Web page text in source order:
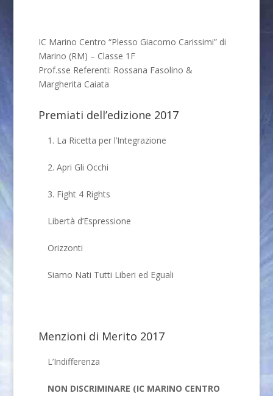
IC Marino Centro “Plesso Giacomo Carissimi” di
Marino (RM) – Classe 1F
Prof.sse Referenti: Rossana Fasolino &
Margherita Caiata
Premiati dell’edizione 2017
1. La Ricetta per l’Integrazione
2. Apri Gli Occhi
3. Fight 4 Rights
Libertà d’Espressione
Orizzonti
Siamo Nati Tutti Liberi ed Eguali
Menzioni di Merito 2017
L’Indifferenza
NON DISCRIMINARE (IC MARINO CENTRO